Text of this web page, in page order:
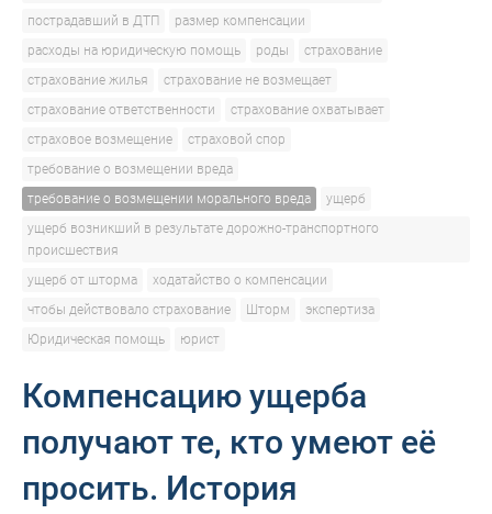
пострадавший в ДТП
размер компенсации
расходы на юридическую помощь
роды
страхование
страхование жилья
страхование не возмещает
страхование ответственности
страхование охватывает
страховое возмещение
страховой спор
требование о возмещении вреда
требование о возмещении морального вреда
ущерб
ущерб возникший в результате дорожно-транспортного
происшествия
ущерб от шторма
ходатайство о компенсации
чтобы действовало страхование
Шторм
экспертиза
Юридическая помощь
юрист
Компенсацию ущерба
получают те, кто умеют её
просить. История